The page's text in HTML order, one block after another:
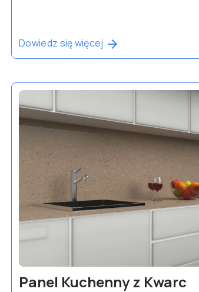
Dowiedz się więcej
Panel Kuchenny z Kwarc